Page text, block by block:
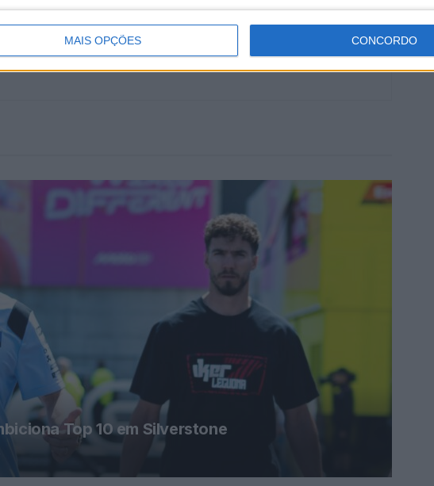
MAIS OPÇÕES CONCORDO
Top 10 em Silverstone